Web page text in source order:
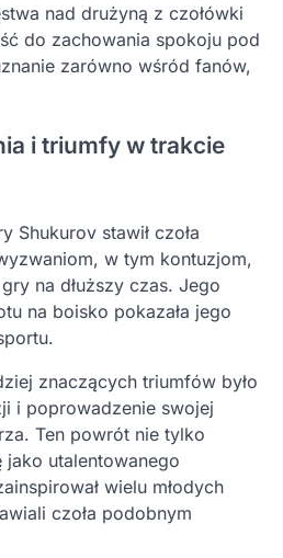
nad drużyną z czołówki
do zachowania spokoju pod
zarówno wśród fanów,
i triumfy w trakcie
Shukurov stawił czoła
w tym kontuzjom,
na dłuższy czas. Jego
na boisko pokazała jego
znaczących triumfów było
i poprowadzenie swojej
Ten powrót nie tylko
jako utalentowanego
wielu młodych
czoła podobnym